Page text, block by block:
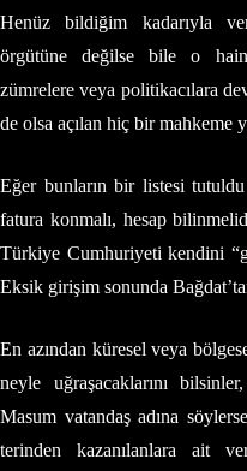
Henüz bildiğim kadarıyla
örgütüne değilse bile o
zümrelere veya politikacılara
de olsa açılan hiç bir
Eğer bunların bir listesi
fatura konmalı, hesap
Türkiye Cumhuriyeti kendini
Eksik girişim sonunda
En azından küresel veya
neyle uğraşacaklarını
Masum vatandaş adına
terinden kazanılanlara ait